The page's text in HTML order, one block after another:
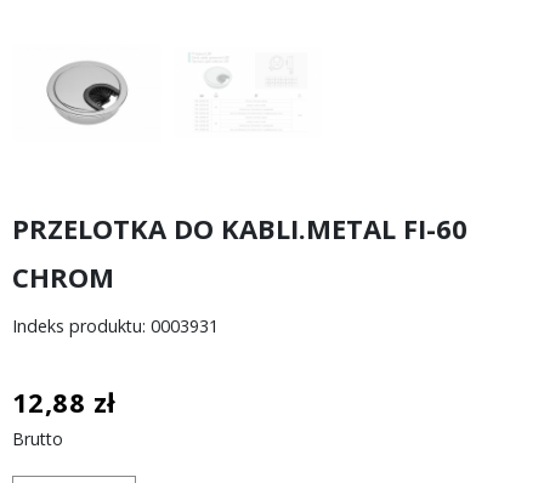
PRZELOTKA DO KABLI.METAL FI-60
CHROM
Indeks produktu: 0003931
12,88 zł
Brutto